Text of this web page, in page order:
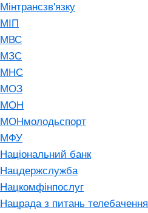
Мінтрансзв'язку
МІП
МВС
МЗС
МНС
МОЗ
МОН
МОНмолодьспорт
МФУ
Національний банк
Нацдержслужба
Нацкомфінпослуг
Нацрада з питань телебачення